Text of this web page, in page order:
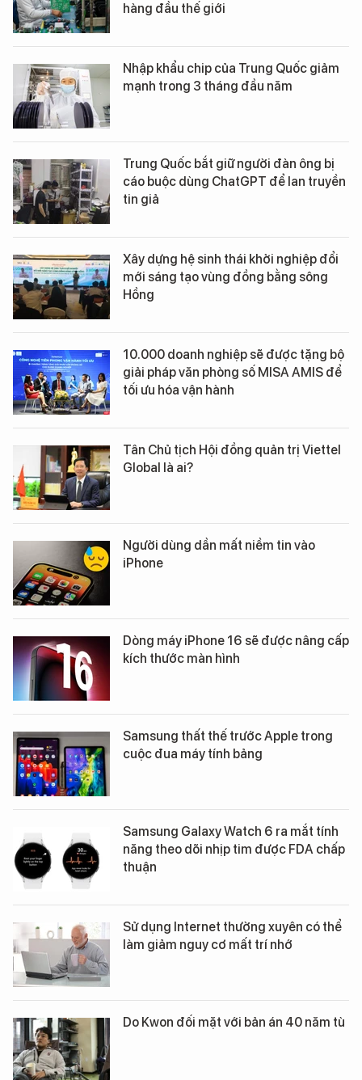
hàng đầu thế giới
Nhập khẩu chip của Trung Quốc giảm
mạnh trong 3 tháng đầu năm
Trung Quốc bắt giữ người đàn ông bị
cáo buộc dùng ChatGPT để lan truyền
tin giả
Xây dựng hệ sinh thái khởi nghiệp đổi
mới sáng tạo vùng đồng bằng sông
Hồng
10.000 doanh nghiệp sẽ được tặng bộ
giải pháp văn phòng số MISA AMIS để
tối ưu hóa vận hành
Tân Chủ tịch Hội đồng quản trị Viettel
Global là ai?
Người dùng dần mất niềm tin vào
iPhone
Dòng máy iPhone 16 sẽ được nâng cấp
kích thước màn hình
Samsung thất thế trước Apple trong
cuộc đua máy tính bảng
Samsung Galaxy Watch 6 ra mắt tính
năng theo dõi nhịp tim được FDA chấp
thuận
Sử dụng Internet thường xuyên có thể
làm giảm nguy cơ mất trí nhớ
Do Kwon đối mặt với bản án 40 năm tù